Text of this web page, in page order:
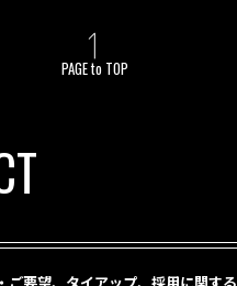
PAGE to TOP